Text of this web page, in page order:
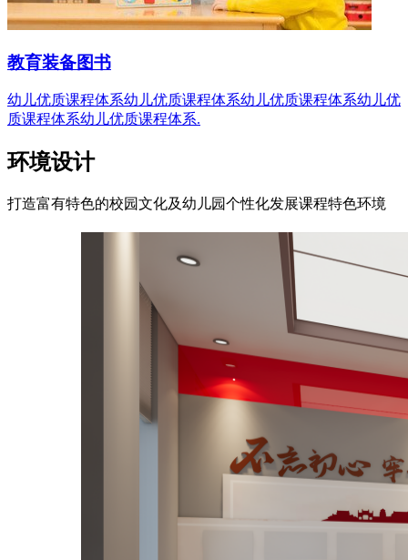
教育装备图书
幼儿优质课程体系幼儿优质课程体系幼儿优质课程体系幼儿优
质课程体系幼儿优质课程体系.
环境设计
打造富有特色的校园文化及幼儿园个性化发展课程特色环境